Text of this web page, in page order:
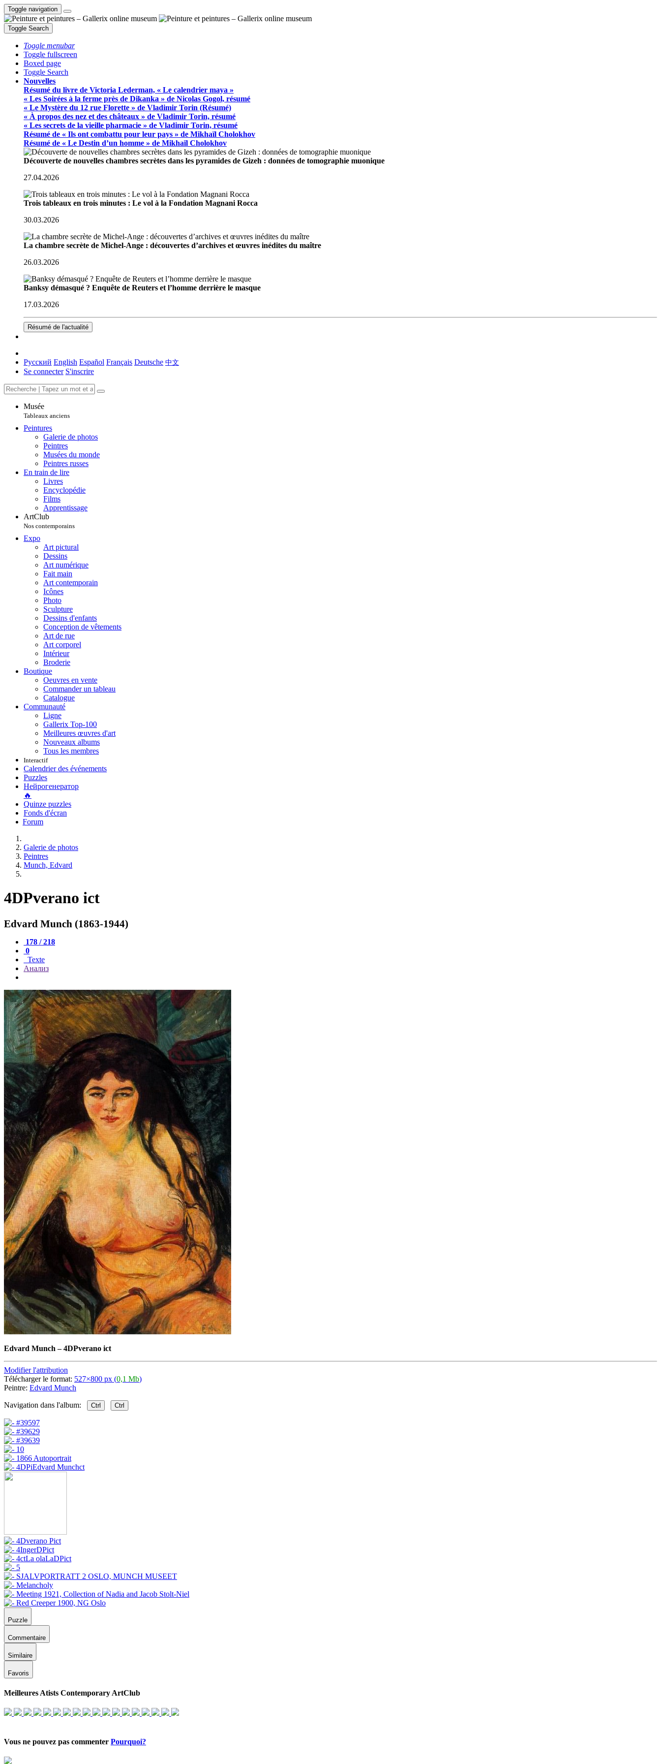
Toggle navigation
Toggle Search
Toggle menubar
Toggle fullscreen
Boxed page
Toggle Search
Nouvelles
Résumé du livre de Victoria Lederman, « Le calendrier maya »
« Les Soirées à la ferme près de Dikanka » de Nicolas Gogol, résumé
« Le Mystère du 12 rue Florette » de Vladimir Torin (Résumé)
« À propos des nez et des châteaux » de Vladimir Torin, résumé
« Les secrets de la vieille pharmacie » de Vladimir Torin, résumé
Résumé de « Ils ont combattu pour leur pays » de Mikhaïl Cholokhov
Résumé de « Le Destin d’un homme » de Mikhaïl Cholokhov
Découverte de nouvelles chambres secrètes dans les pyramides de Gizeh : données de tomographie muonique
27.04.2026
Trois tableaux en trois minutes : Le vol à la Fondation Magnani Rocca
30.03.2026
La chambre secrète de Michel-Ange : découvertes d’archives et œuvres inédites du maître
26.03.2026
Banksy démasqué ? Enquête de Reuters et l’homme derrière le masque
17.03.2026
Résumé de l'actualité
Русский English Español Français Deutsche 中文
Se connecter S'inscrire
Musée
Tableaux anciens
Peintures
Galerie de photos
Peintres
Musées du monde
Peintres russes
En train de lire
Livres
Encyclopédie
Films
Apprentissage
ArtClub
Nos contemporains
Expo
Art pictural
Dessins
Art numérique
Fait main
Art contemporain
Icônes
Photo
Sculpture
Dessins d'enfants
Conception de vêtements
Art de rue
Art corporel
Intérieur
Broderie
Boutique
Oeuvres en vente
Commander un tableau
Catalogue
Communauté
Ligne
Gallerix Top-100
Meilleures œuvres d'art
Nouveaux albums
Tous les membres
Interactif
Calendrier des événements
Puzzles
Нейрогенератор
🔥
Quinze puzzles
Fonds d'écran
Forum
Galerie de photos
Peintres
Munch, Edvard
4DPverano ict
Edvard Munch (1863-1944)
178 / 218
0
Texte
Анализ
Edvard Munch –4DPverano ict
Modifier l'attribution
Télécharger le format: 527×800 px (0,1 Mb)
Peintre: Edvard Munch
Navigation dans l'album: Ctrl Ctrl
Puzzle
Commentaire
Similaire
Favoris
Meilleures Atists Contemporary ArtClub
Vous ne pouvez pas commenter Pourquoi?